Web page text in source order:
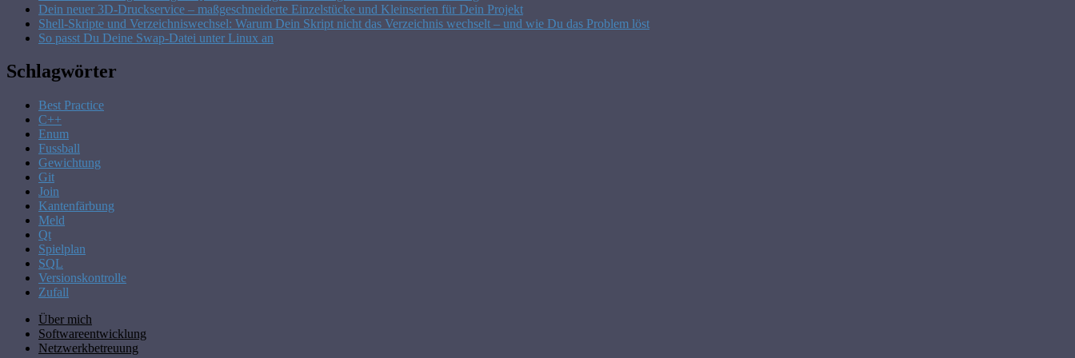
Dein neuer 3D-Druckservice – maßgeschneiderte Einzelstücke und Kleinserien für Dein Projekt
Shell-Skripte und Verzeichniswechsel: Warum Dein Skript nicht das Verzeichnis wechselt – und wie Du das Problem löst
So passt Du Deine Swap-Datei unter Linux an
Schlagwörter
Best Practice
C++
Enum
Fussball
Gewichtung
Git
Join
Kantenfärbung
Meld
Qt
Spielplan
SQL
Versionskontrolle
Zufall
Über mich
Softwareentwicklung
Netzwerkbetreuung